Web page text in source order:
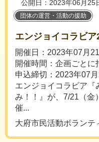
公開日：2023年06月25
団体の運営・活動の援助
エンジョイコラビア
開催日：2023年07月
開催時間：企画ごとに
申込締切：2023年07月
エンジョイコラビア『
み！！』が、7/21（金
催...
大府市民活動ボランテ